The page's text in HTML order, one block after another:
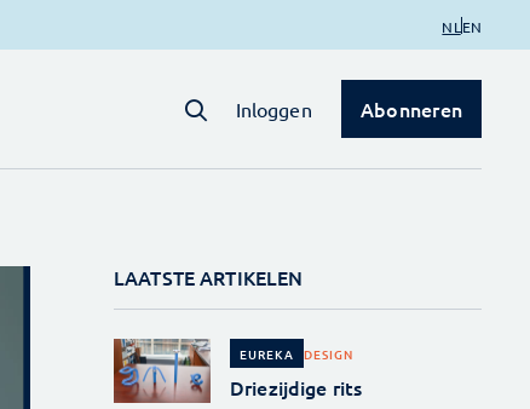
NL EN
Inloggen Abonneren
LAATSTE ARTIKELEN
EUREKA DESIGN
Driezijdige rits